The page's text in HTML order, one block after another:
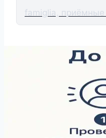
famiglia, приёмные